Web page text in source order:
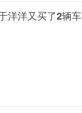
洋洋又买了2辆车